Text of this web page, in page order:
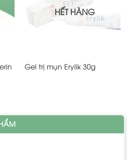
HẾT HÀNG
Gel trị mụn Erylik 30g